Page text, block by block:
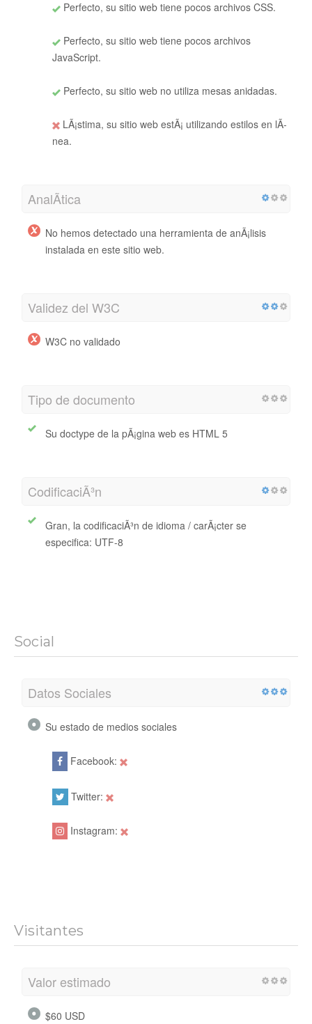
Perfecto, su sitio web tiene pocos archivos CSS.
Perfecto, su sitio web tiene pocos archivos
JavaScript.
Perfecto, su sitio web no utiliza mesas anidadas.
LÃ¡stima, su sitio web estÃ¡ utilizando estilos en lÃ­
nea.
AnalÃ­tica
No hemos detectado una herramienta de anÃ¡lisis
instalada en este sitio web.
Validez del W3C
W3C no validado
Tipo de documento
Su doctype de la pÃ¡gina web es HTML 5
CodificaciÃ³n
Gran, la codificaciÃ³n de idioma / carÃ¡cter se
especifica: UTF-8
Social
Datos Sociales
Su estado de medios sociales
Facebook:
Twitter:
Instagram:
Visitantes
Valor estimado
$60 USD